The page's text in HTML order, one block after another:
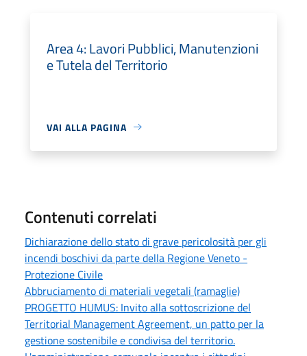
Area 4: Lavori Pubblici, Manutenzioni
e Tutela del Territorio
VAI ALLA PAGINA
Contenuti correlati
Dichiarazione dello stato di grave pericolosità per gli
incendi boschivi da parte della Regione Veneto -
Protezione Civile
Abbruciamento di materiali vegetali (ramaglie)
PROGETTO HUMUS: Invito alla sottoscrizione del
Territorial Management Agreement, un patto per la
gestione sostenibile e condivisa del territorio.